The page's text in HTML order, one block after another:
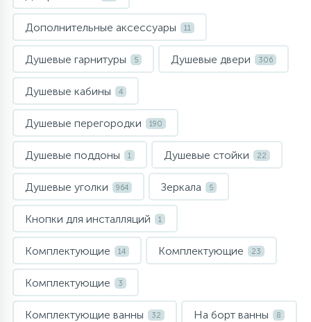
Комплектующие
На борт ванны
Ручные души
Верхние души
Дополнительные аксессуары
Душевые стойки
Душевые гарнитуры
Щетки для унитаза
Дополнительные аксессуары 11
Душевые гарнитуры 5 Душевые двери 306
Душевые кабины 4
Душевые перегородки 190
Душевые поддоны 1 Душевые стойки 22
Душевые уголки 964 Зеркала 5
Кнопки для инсталляций 1
Комплектующие 14 Комплектующие 23
Комплектующие 3
Комплектующие ванны 32 На борт ванны 8